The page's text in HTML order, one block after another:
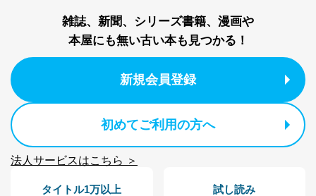
雑誌、新聞、シリーズ書籍、漫画や
本屋にも無い古い本も見つかる！
新規会員登録
初めてご利用の方へ
法人サービスはこちら ＞
タイトル1万以上 試し読み